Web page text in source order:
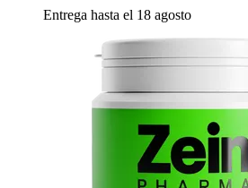
Entrega hasta el 18 agosto